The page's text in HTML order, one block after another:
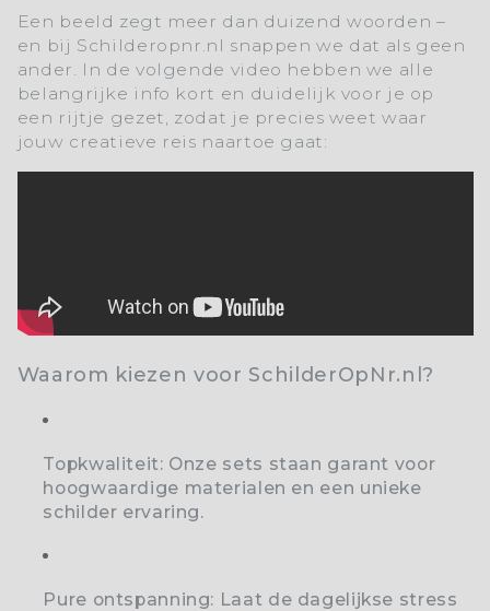
Een beeld zegt meer dan duizend woorden –
en bij Schilderopnr.nl snappen we dat als geen
ander. In de volgende video hebben we alle
belangrijke info kort en duidelijk voor je op
een rijtje gezet, zodat je precies weet waar
jouw creatieve reis naartoe gaat:
Waarom kiezen voor SchilderOpNr.nl?
Topkwaliteit: Onze sets staan garant voor
hoogwaardige materialen en een unieke
schilder ervaring.
Pure ontspanning: Laat de dagelijkse stress